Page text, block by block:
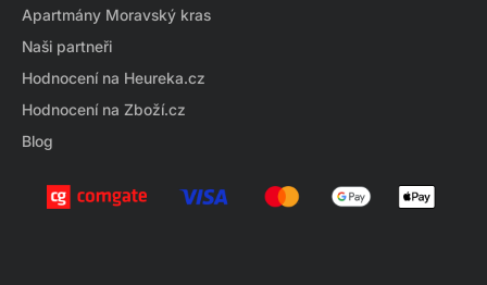
Apartmány Moravský kras
Naši partneři
Hodnocení na Heureka.cz
Hodnocení na Zboží.cz
Blog